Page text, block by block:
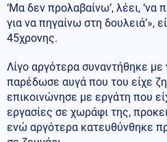
‘Μα δεν προλαβαίνω’, λέει, ‘να
για να πηγαίνω στη δουλειά’»,
45χρονης.
Λίγο αργότερα συναντήθηκε
παρέδωσε αυγά που του είχε
επικοινώνησε με εργάτη που
εργασίες σε χωράφι της,
ενώ αργότερα κατευθύνθηκε